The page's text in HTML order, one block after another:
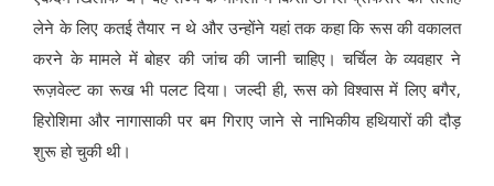
लेने के लिए कतई तैयार न थे और उन्होंने यहां तक कहा कि रूस की वकालत
करने के मामले में बोहर की जांच की जानी चाहिए। चर्चिल के व्यवहार ने
रूज़वेल्ट का रूख भी पलट दिया। जल्दी ही, रूस को विश्वास में लिए बगैर,
हिरोशिमा और नागासाकी पर बम गिराए जाने से नाभिकीय हथियारों की दौड़
शुरू हो चुकी थी।